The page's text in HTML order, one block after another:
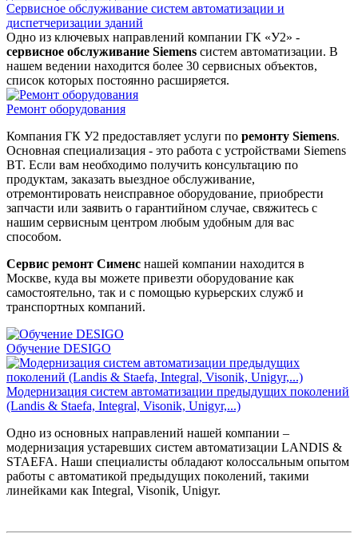
Сервисное обслуживание систем автоматизации и
диспетчеризации зданий
Одно из ключевых направлений компании ГК «У2» -
сервисное обслуживание Siemens систем автоматизации. В
нашем ведении находится более 30 сервисных объектов,
список которых постоянно расширяется.
Ремонт оборудования
Компания ГК У2 предоставляет услуги по ремонту Siemens.
Основная специализация - это работа с устройствами Siemens
BT. Если вам необходимо получить консультацию по
продуктам, заказать выездное обслуживание,
отремонтировать неисправное оборудование, приобрести
запчасти или заявить о гарантийном случае, свяжитесь с
нашим сервисным центром любым удобным для вас
способом.
Сервис ремонт Сименс нашей компании находится в
Москве, куда вы можете привезти оборудование как
самостоятельно, так и с помощью курьерских служб и
транспортных компаний.
Обучение DESIGO
Модернизация систем автоматизации предыдущих поколений
(Landis & Staefa, Integral, Visonik, Unigyr,...)
Одно из основных направлений нашей компании –
модернизация устаревших систем автоматизации LANDIS &
STAEFA. Наши специалисты обладают колоссальным опытом
работы с автоматикой предыдущих поколений, такими
линейками как Integral, Visonik, Unigyr.